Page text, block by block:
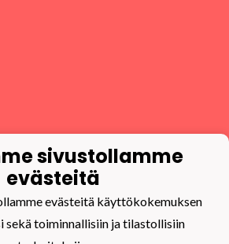
9
sivustollamme
evästeitä
evästeitä käyttökokemuksen
sekä toiminnallisiin ja tilastollisiin